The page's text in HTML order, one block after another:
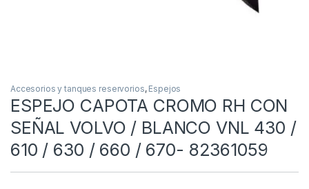
Accesorios y tanques reservorios, Espejos
ESPEJO CAPOTA CROMO RH CON
SEÑAL VOLVO / BLANCO VNL 430 /
610 / 630 / 660 / 670- 82361059